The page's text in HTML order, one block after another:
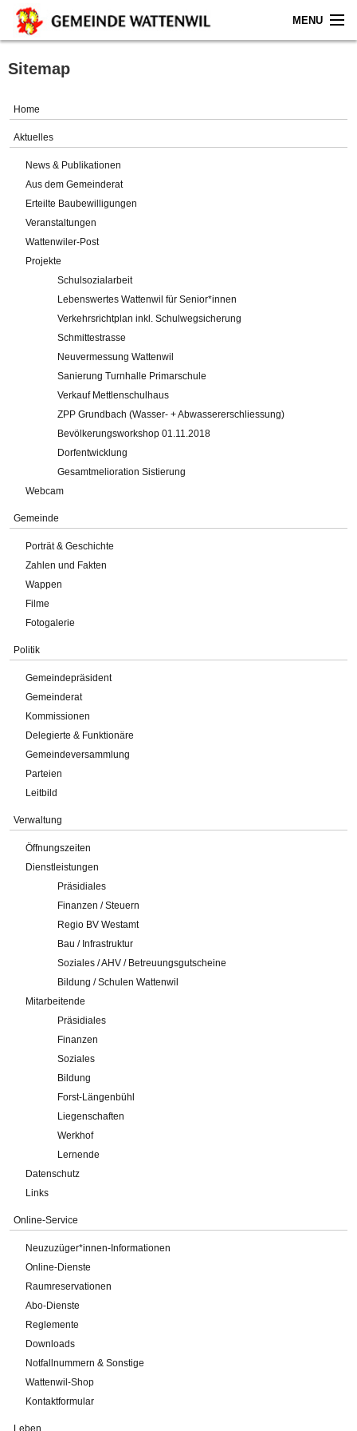
MENU
Home
Gemeinde
Verwaltung
Online-Service
Impressum
Sitemap
Home
Aktuelles
News & Publikationen
Aus dem Gemeinderat
Erteilte Baubewilligungen
Veranstaltungen
Wattenwiler-Post
Projekte
Schulsozialarbeit
Lebenswertes Wattenwil für Senior*innen
Verkehrsrichtplan inkl. Schulwegsicherung
Schmittestrasse
Neuvermessung Wattenwil
Sanierung Turnhalle Primarschule
Verkauf Mettlenschulhaus
ZPP Grundbach (Wasser- + Abwassererschliessung)
Bevölkerungsworkshop 01.11.2018
Dorfentwicklung
Gesamtmelioration Sistierung
Webcam
Gemeinde
Porträt & Geschichte
Zahlen und Fakten
Wappen
Filme
Fotogalerie
Politik
Gemeindepräsident
Gemeinderat
Kommissionen
Delegierte & Funktionäre
Gemeindeversammlung
Parteien
Leitbild
Verwaltung
Öffnungszeiten
Dienstleistungen
Präsidiales
Finanzen / Steuern
Regio BV Westamt
Bau / Infrastruktur
Soziales / AHV / Betreuungsgutscheine
Bildung / Schulen Wattenwil
Mitarbeitende
Präsidiales
Finanzen
Soziales
Bildung
Forst-Längenbühl
Liegenschaften
Werkhof
Lernende
Datenschutz
Links
Online-Service
Neuzuzüger*innen-Informationen
Online-Dienste
Raumreservationen
Abo-Dienste
Reglemente
Downloads
Notfallnummern & Sonstige
Wattenwil-Shop
Kontaktformular
Leben